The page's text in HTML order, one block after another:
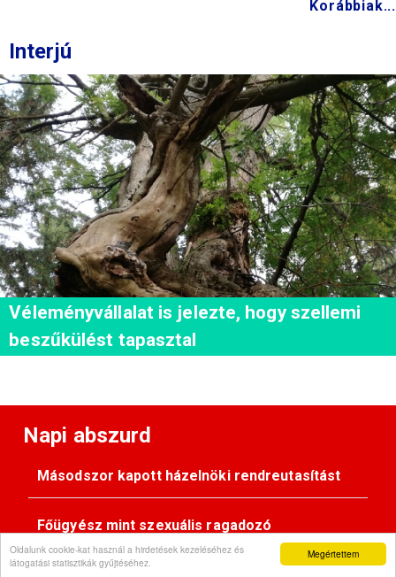
Megértettem
Oldalunk cookie-kat használ a hirdetések kezeléséhez és
látogatási statisztikák gyűjtéséhez.
Korábbiak...
Interjú
Véleményvállalat is jelezte, hogy szellemi
beszűkülést tapasztal
Napi abszurd
Másodszor kapott házelnöki rendreutasítást
Főügyész mint szexuális ragadozó